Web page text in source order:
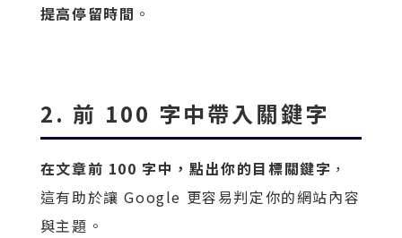
提高停留時間 。
2. 前 100 字中帶入關鍵字
在文章前 100 字中，點出你的目標關鍵字 ，
這有助於讓 Google 更容易判定你的網站內容
與主題。